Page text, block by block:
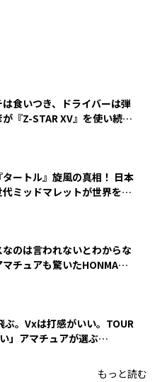
は食いつき、ドライバーは弾
『Z-STAR XV』を使い続け
ートル』旋風の真相！ 日本
ミッドマレットが世界を席
なのは言われないとわからな
チュアも驚いたHONMA
ぶ。Vxは打感がいい。TOUR
」アマチュアが選ぶ
もっと読む